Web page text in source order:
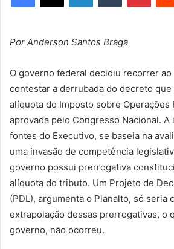
Por Anderson Santos Braga
O governo federal decidiu recorrer
contestar a derrubada do decreto que
alíquota do Imposto sobre Operações
aprovada pelo Congresso Nacional. A
fontes do Executivo, se baseia na
uma invasão de competência
governo possui prerrogativa
alíquota do tributo. Um Projeto de
(PDL), argumenta o Planalto, só seria
extrapolação dessas prerrogativas, o
governo, não ocorreu.